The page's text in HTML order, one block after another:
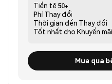
Tiền tệ 50+
Phí Thay đổi
Thời gian đến Thay đổi
Tốt nhất cho Khuyến
Mua qua